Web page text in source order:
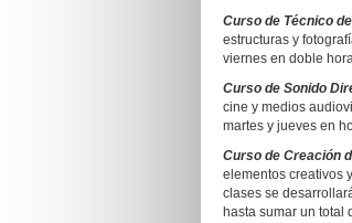
Curso de Técnico
estructuras y
viernes en doble
Curso de Sonido
cine y medios
martes y jueves en
Curso de Creación
elementos creativos
clases se
hasta sumar un total